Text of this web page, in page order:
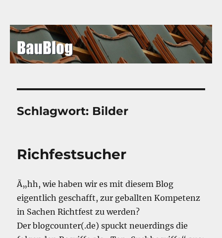
BauBlog
Schlagwort: Bilder
Richfestsucher
Ã„hh, wie haben wir es mit diesem Blog
eigentlich geschafft, zur geballten Kompetenz
in Sachen Richtfest zu werden?
Der blogcounter(.de) spuckt neuerdings die